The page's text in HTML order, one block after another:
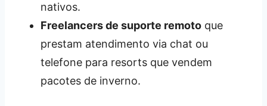
nativos.
Freelancers de suporte remoto que
prestam atendimento via chat ou
telefone para resorts que vendem
pacotes de inverno.